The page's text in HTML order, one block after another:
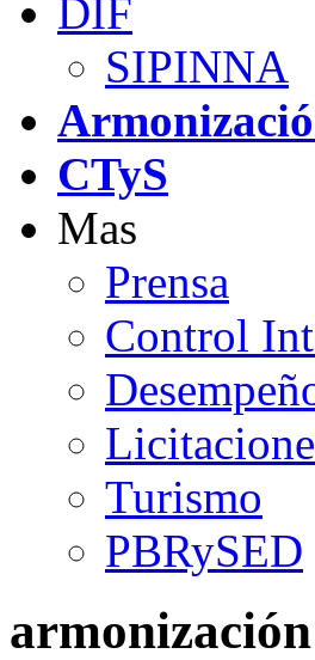
DIF
SIPINNA
CTyS
Mas
Prensa
Control
Turismo
PBRySED
armonización